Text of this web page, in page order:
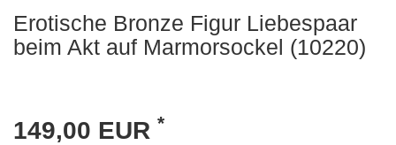
Erotische Bronze Figur Liebespaar
beim Akt auf Marmorsockel (10220)
149,00 EUR *